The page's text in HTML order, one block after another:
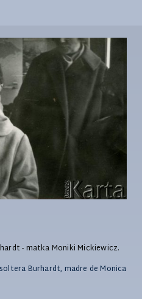
- matka Moniki Mickiewicz.
Burhardt, madre de Monica